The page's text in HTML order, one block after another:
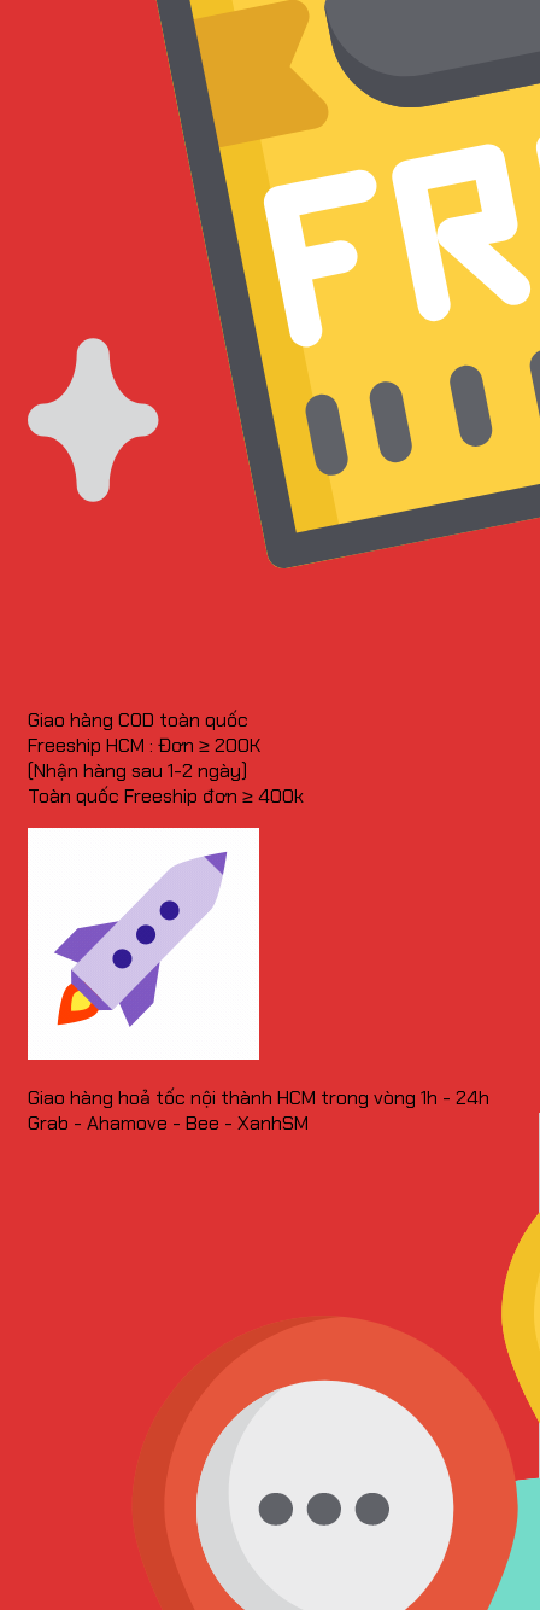
Giao hàng COD toàn quốc
Freeship HCM : Đơn ≥ 200K
(Nhận hàng sau 1-2 ngày)
Toàn quốc Freeship đơn ≥ 400k
Giao hàng hoả tốc nội thành HCM trong vòng 1h - 24h
Grab - Ahamove - Bee - XanhSM